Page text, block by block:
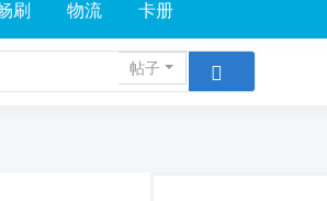
刷 物流 卡册
帖子